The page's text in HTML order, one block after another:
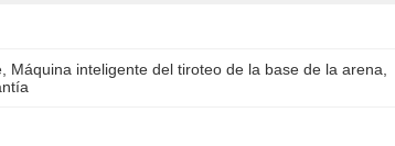
Máquina inteligente del tiroteo de la base de la arena